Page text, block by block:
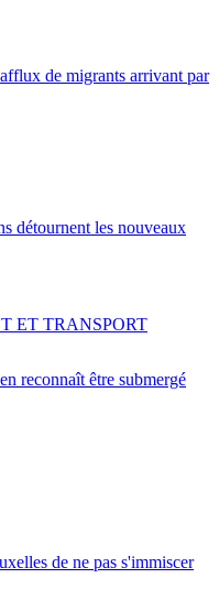
de migrants arrivant par
détournent les nouveaux
reconnaît être submergé
ET TRANSPORT
de ne pas s'immiscer